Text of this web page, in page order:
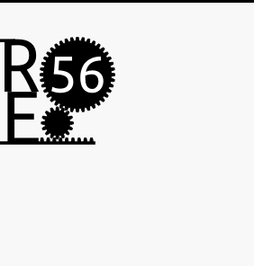
MakerSpace56